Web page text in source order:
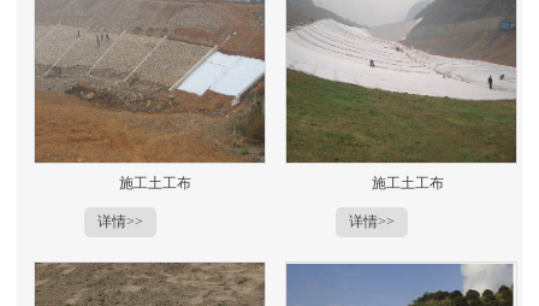
施工土工布
详情>>
施工土工布
详情>>